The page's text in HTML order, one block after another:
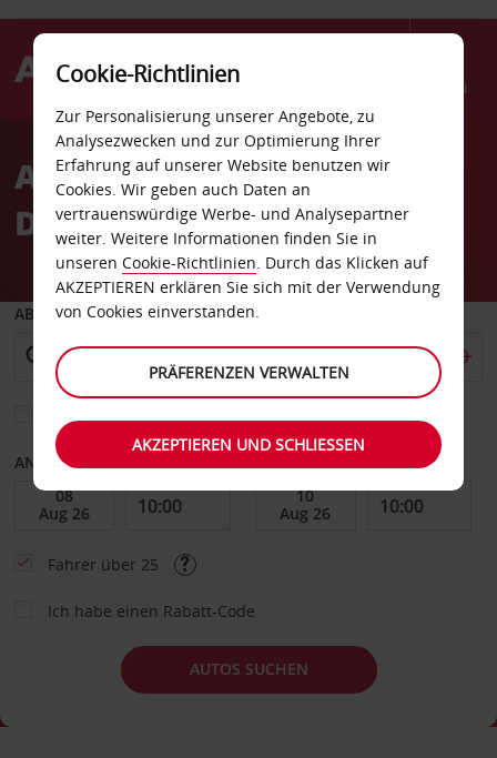
Menü
AvisAutovermietung
Düsseldorf-Unterrath
ABHOLEN VON
ANFANGSDATUM
Fahrer über 25
Ich habe einen Rabatt-Code
AUTOS SUCHEN
Cookie-Richtlinien
Zur Personalisierung unserer Angebote, zu
Analysezwecken und zur Optimierung Ihrer
Erfahrung auf unserer Website benutzen wir
Cookies. Wir geben auch Daten an
vertrauenswürdige Werbe- und Analysepartner
weiter. Weitere Informationen finden Sie in
unseren Cookie-Richtlinien. Durch das Klicken auf
AKZEPTIEREN erklären Sie sich mit der Verwendung
von Cookies einverstanden.
PRÄFERENZEN VERWALTEN
AKZEPTIEREN UND SCHLIESSEN